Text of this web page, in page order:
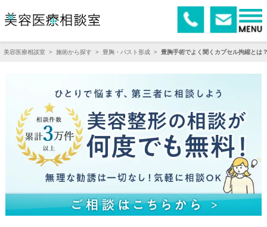
美容医療相談室 > 施術から探す > 豊胸・バスト形成 > 豊胸手術でよく聞くカプセル拘縮とは